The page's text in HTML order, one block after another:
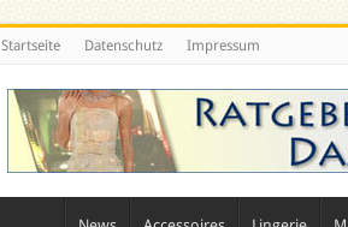
Startseite Datenschutz Impressum